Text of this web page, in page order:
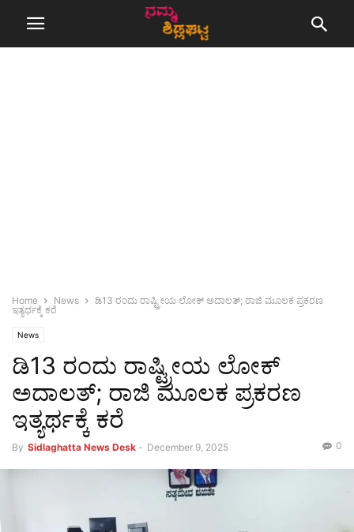
Home News
ಡಿ13 ರಂದು ರಾಷ್ಟ್ರೀಯ ಲೋಕ್ ಅದಾಲತ್; ರಾಜಿ ಮೂಲಕ ಪ್ರಕರಣ
ಇತ್ಯರ್ಥಕ್ಕೆ ಕರೆ
News
ಡಿ13 ರಂದು ರಾಷ್ಟ್ರೀಯ ಲೋಕ್
ಅದಾಲತ್; ರಾಜಿ ಮೂಲಕ ಪ್ರಕರಣ
ಇತ್ಯರ್ಥಕ್ಕೆ ಕರೆ
By Sidlaghatta News Desk - December 9, 2025 0